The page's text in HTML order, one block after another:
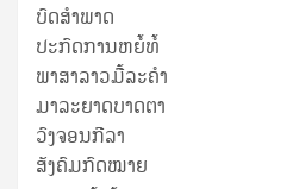
ບົດສໍາພາດ
ປະກົດການຫຍໍ້ທໍ້
ພາສາລາວມື້ລະຄຳ
ມາລະຍາດບາດຕາ
ວົງຈອນກີລາ
ສັງຄົມກົດໝາຍ